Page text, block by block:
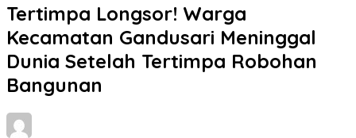
Tertimpa Longsor! Warga
Kecamatan Gandusari Meninggal
Dunia Setelah Tertimpa Robohan
Bangunan